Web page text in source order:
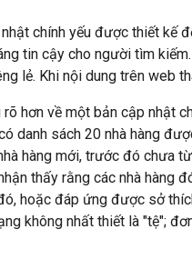
nhật chính yếu được thiết
tin cậy cho người tìm
lẻ. Khi nội dung trên web
rõ hơn về một bản cập nhật
có danh sách 20 nhà hàng
hàng mới, trước đó chưa
nhận thấy rằng các nhà
hoặc đáp ứng được sở
không nhất thiết là "tệ";